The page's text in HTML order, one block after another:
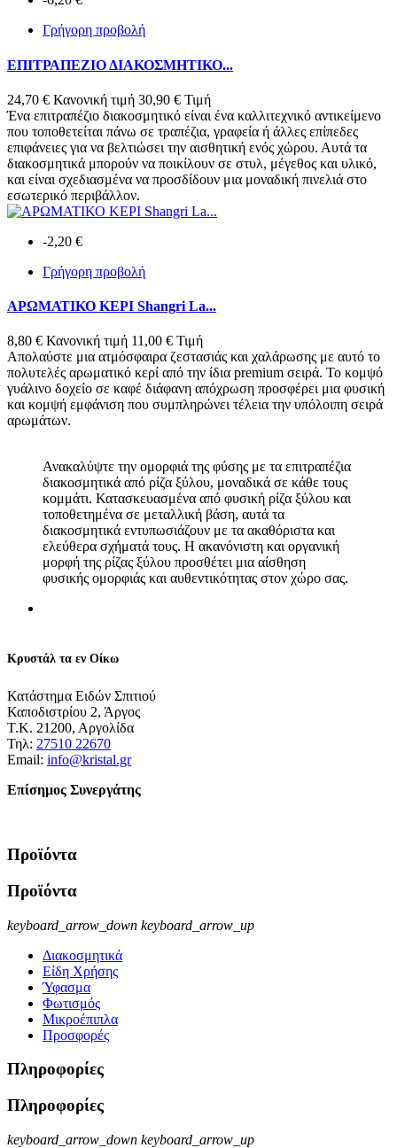
Γρήγορη προβολή
ΕΠΙΤΡΑΠΕΖΙΟ ΔΙΑΚΟΣΜΗΤΙΚΟ...
24,70 € Κανονική τιμή 30,90 € Τιμή
Ένα επιτραπέζιο διακοσμητικό είναι ένα καλλιτεχνικό αντικείμενο
που τοποθετείται πάνω σε τραπέζια, γραφεία ή άλλες επίπεδες
επιφάνειες για να βελτιώσει την αισθητική ενός χώρου. Αυτά τα
διακοσμητικά μπορούν να ποικίλουν σε στυλ, μέγεθος και υλικό,
και είναι σχεδιασμένα να προσδίδουν μια μοναδική πινελιά στο
εσωτερικό περιβάλλον.
-2,20 €
Γρήγορη προβολή
ΑΡΩΜΑΤΙΚΟ ΚΕΡΙ Shangri La...
8,80 € Κανονική τιμή 11,00 € Τιμή
Απολαύστε μια ατμόσφαιρα ζεστασιάς και χαλάρωσης με αυτό το
πολυτελές αρωματικό κερί από την ίδια premium σειρά. Το κομψό
γυάλινο δοχείο σε καφέ διάφανη απόχρωση προσφέρει μια φυσική
και κομψή εμφάνιση που συμπληρώνει τέλεια την υπόλοιπη σειρά
αρωμάτων.
Ανακαλύψτε την ομορφιά της φύσης με τα επιτραπέζια
διακοσμητικά από ρίζα ξύλου, μοναδικά σε κάθε τους
κομμάτι. Κατασκευασμένα από φυσική ρίζα ξύλου και
τοποθετημένα σε μεταλλική βάση, αυτά τα
διακοσμητικά εντυπωσιάζουν με τα ακαθόριστα και
ελεύθερα σχήματά τους. Η ακανόνιστη και οργανική
μορφή της ρίζας ξύλου προσθέτει μια αίσθηση
φυσικής ομορφιάς και αυθεντικότητας στον χώρο σας.
Κρυστάλ τα εν Οίκω
Κατάστημα Ειδών Σπιτιού
Καποδιστρίου 2, Άργος
Τ.Κ. 21200, Αργολίδα
Τηλ: 27510 22670
Email: info@kristal.gr
Επίσημος Συνεργάτης
Προϊόντα
Προϊόντα
keyboard_arrow_down keyboard_arrow_up
Διακοσμητικά
Είδη Χρήσης
Ύφασμα
Φωτισμός
Μικροέπιπλα
Προσφορές
Πληροφορίες
Πληροφορίες
keyboard_arrow_down keyboard_arrow_up